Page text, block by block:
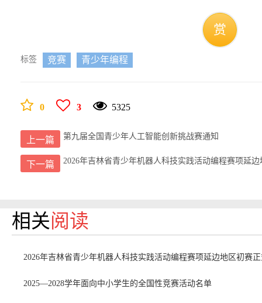
赏
标签 竞赛 青少年编程
0 3 5325
上一篇 第九届全国青少年人工智能创新挑战赛通知
下一篇 2026年吉林省青少年机器人科技实践活动编程赛项延
相关阅读
2026年吉林省青少年机器人科技实践活动编程赛项延边地区初赛
2025—2028学年面向中小学生的全国性竞赛活动名单